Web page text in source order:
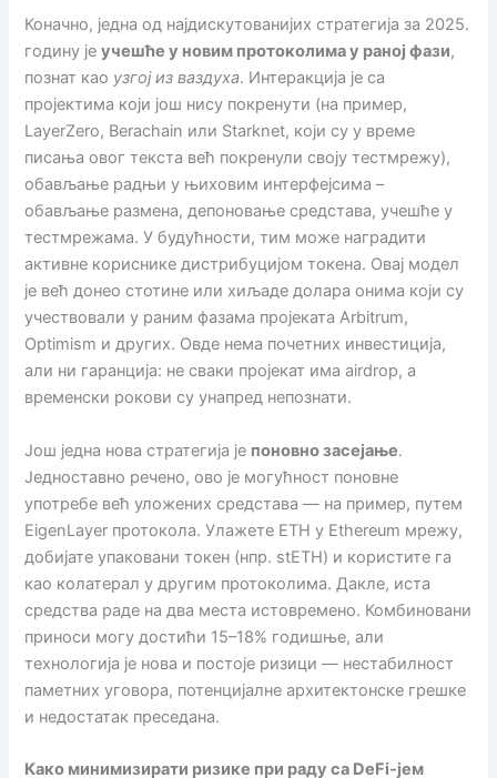
Коначно, једна од најдискутованијих стратегија за 2025.
годину јеучешће у новим протоколима у раној фази,
познат као узгој из ваздуха. Интеракција је са
пројектима који још нису покренути (на пример,
LayerZero, Berachain или Starknet, који су у време
писања овог текста већ покренули своју тестмрежу),
обављање радњи у њиховим интерфејсима –
обављање размена, депоновање средстава, учешће у
тестмрежама. У будућности, тим може наградити
активне кориснике дистрибуцијом токена. Овај модел
је већ донео стотине или хиљаде долара онима који су
учествовали у раним фазама пројеката Arbitrum,
Optimism и других. Овде нема почетних инвестиција,
али ни гаранција: не сваки пројекат има airdrop, а
временски рокови су унапред непознати.
Још једна нова стратегија је поновно засејање.
Једноставно речено, ово је могућност поновне
употребе већ уложених средстава — на пример, путем
EigenLayer протокола. Улажете ETH у Ethereum мрежу,
добијате упаковани токен (нпр. stETH) и користите га
као колатерал у другим протоколима. Дакле, иста
средства раде на два места истовремено. Комбиновани
приноси могу достићи 15–18% годишње, али
технологија је нова и постоје ризици — нестабилност
паметних уговора, потенцијалне архитектонске грешке
и недостатак преседана.
Како минимизирати ризике при раду са DeFi-јем